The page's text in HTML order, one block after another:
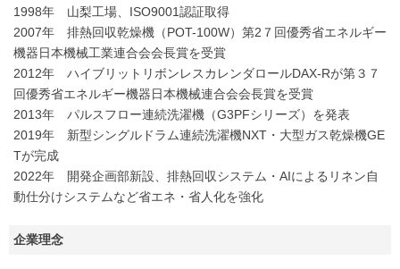
1998年 山梨工場、ISO9001認証取得
2007年 排熱回収乾燥機（POT-100W）第2７回優秀省エネルギー
機器日本機械工業連合会会長賞を受賞
2012年 ハイブリットリボンレスカレンダロールDAX-Rが第３７
回優秀省エネルギー機器日本機械連合会会長賞を受賞
2013年 パルスフロー連続洗濯機（G3PFシリーズ）を発表
2019年 新型シングルドラム連続洗濯機NXT・大型ガス乾燥機GE
Tが完成
2022年 開発企画部新設、排熱回収システム・AIによるリネン自
動仕分けシステムなど省エネ・省人化を強化
企業理念